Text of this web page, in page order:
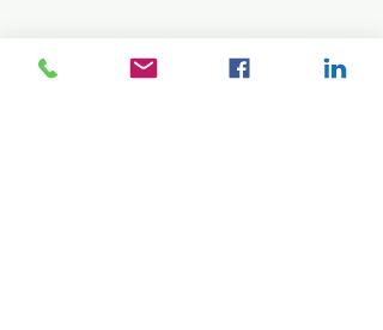
les grands espaces et une superbe